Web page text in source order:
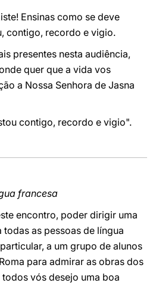
Ensinas como se deve
contigo, recordo e vigio.
presentes nesta audiência,
quer que a vida vos
a Nossa Senhora de Jasna
contigo, recordo e vigio".
francesa
encontro, poder dirigir uma
as pessoas de língua
a um grupo de alunos
para admirar as obras dos
vós desejo uma boa